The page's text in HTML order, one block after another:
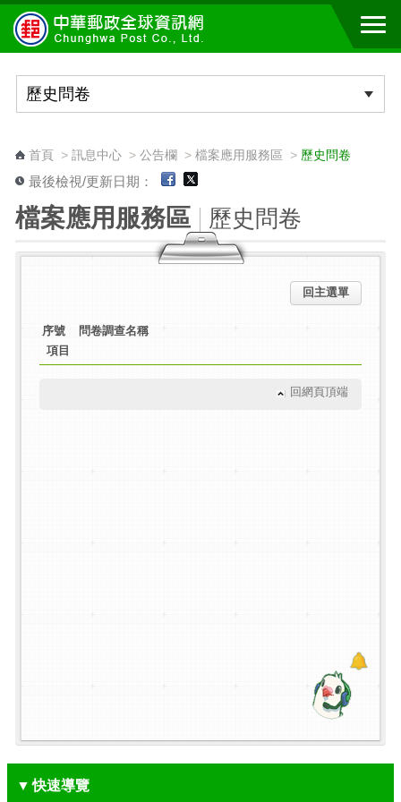
跳到主要內容區塊
首頁> 訊息中心> 公告欄 > 檔案應用服務區 > 歷史問卷
最後檢視/更新日期：
檔案應用服務區 歷史問卷
回主選單
序號
問卷調查名稱
項目
回網頁頂端
▼ 快速導覽